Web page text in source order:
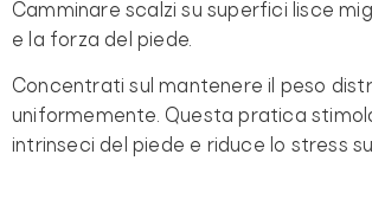
Camminare scalzi su superfici lisce
e la forza del piede.
Concentrati sul mantenere il peso
uniformemente. Questa pratica
intrinseci del piede e riduce lo stress